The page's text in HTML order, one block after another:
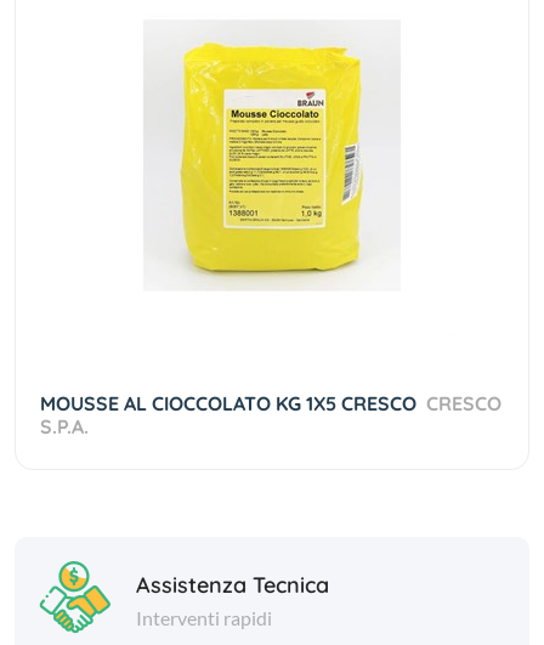
MOUSSE AL CIOCCOLATO KG 1X5 CRESCO CRESCO
S.P.A.
Assistenza Tecnica
Interventi rapidi